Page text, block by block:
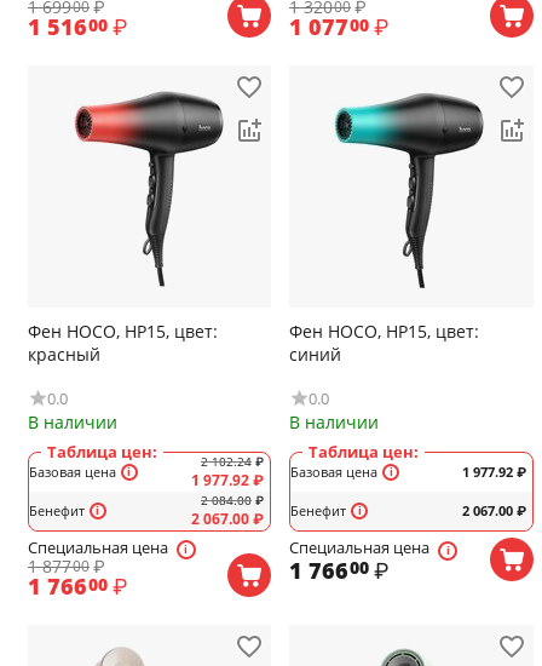
1 69900 ₽
1 51600 ₽
1 32000₽
1 07700 ₽
Фен HOCO, HP15, цвет:
красный
0.0
В наличии
Таблица цен:
Базовая цена
Бенефит
2 102.24 ₽
1 977.92₽
2 084.00 ₽
2 067.00₽
Специальная цена
1 87700 ₽
1 76600 ₽
Фен HOCO, HP15, цвет:
синий
0.0
В наличии
Таблица цен:
Базовая цена
Бенефит
1 977.92₽
2 067.00₽
Специальная цена
1 76600 ₽